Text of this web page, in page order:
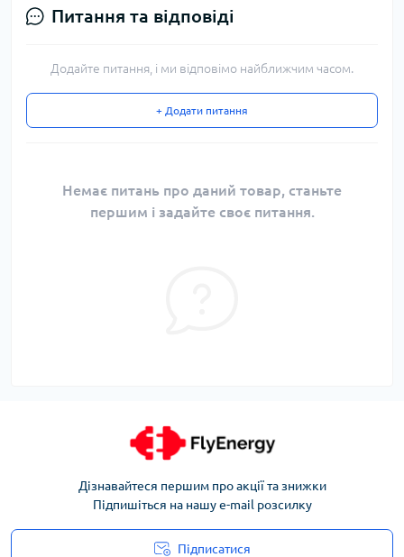
Питання та відповіді
Додайте питання, і ми відповімо найближчим часом.
+ Додати питання
Немає питань про даний товар, станьте
першим і задайте своє питання.
Дізнавайтеся першим про акції та знижки
Підпишіться на нашу e-mail розсилку
Підписатися